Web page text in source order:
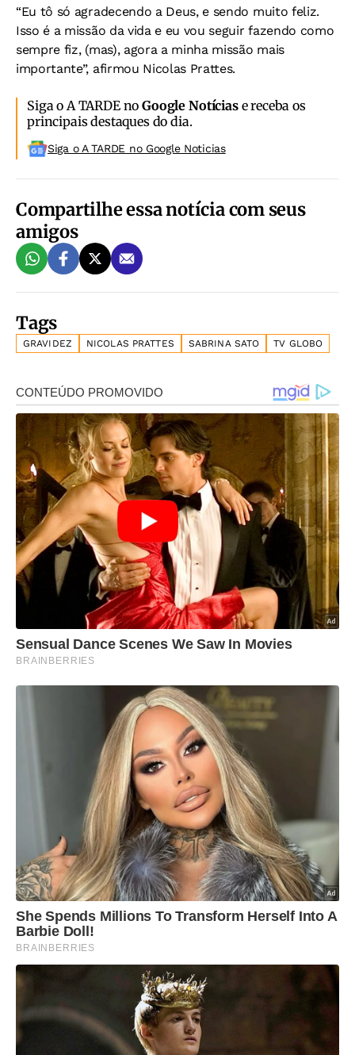
“Eu tô só agradecendo a Deus, e sendo muito feliz.
Isso é a missão da vida e eu vou seguir fazendo como
sempre fiz, (mas), agora a minha missão mais
importante”, afirmou Nicolas Prattes.
Siga o A TARDE noGoogle Notíciase receba os
principais destaques do dia.
Siga o A TARDE no Google Noticias
Compartilhe essa notícia com seus
amigos
Tags
GRAVIDEZ NICOLAS PRATTES SABRINA SATO TV GLOBO